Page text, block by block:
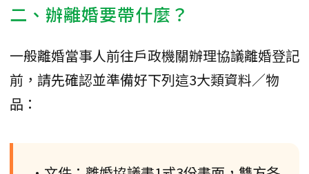
二、辦離婚要帶什麼？
一般離婚當事人前往戶政機關辦理協議離婚登記
前，請先確認並準備好下列這3大類資料／物
品：